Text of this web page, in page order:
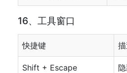
16、工具窗口
快捷键
Shift + Escape